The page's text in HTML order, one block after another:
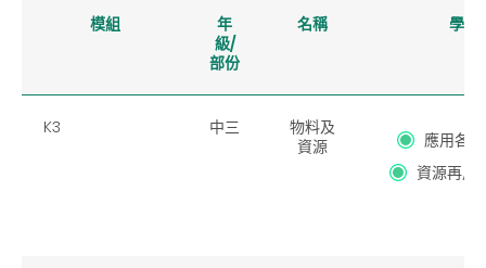
模組
年
級/
部份
名稱 學習
K3 中三
物料及
資源
應用各
資源再用